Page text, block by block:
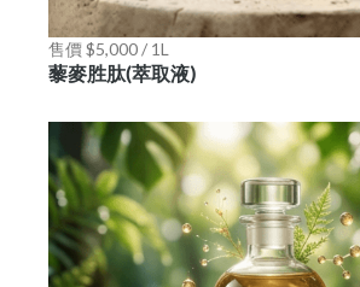
售價 $5,000 / 1L
藜麥胜肽(萃取液)